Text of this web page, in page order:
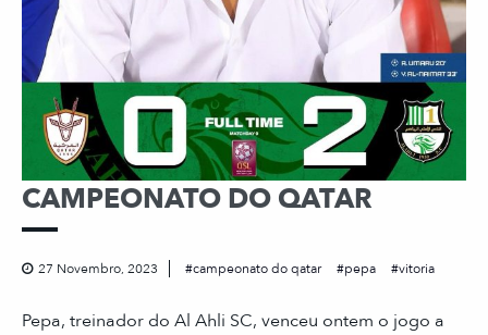
CAMPEONATO DO QATAR
27 Novembro, 2023 campeonato do qatar pepa vitoria
Pepa, treinador do Al Ahli SC, venceu ontem o jogo a